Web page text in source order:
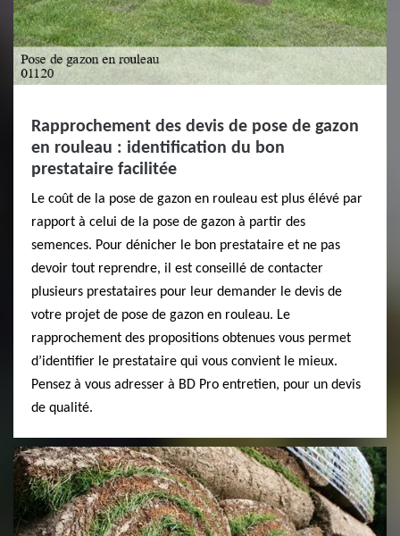
Rapprochement des devis de pose de gazon
en rouleau : identification du bon
prestataire facilitée
Le coût de la pose de gazon en rouleau est plus élévé par
rapport à celui de la pose de gazon à partir des
semences. Pour dénicher le bon prestataire et ne pas
devoir tout reprendre, il est conseillé de contacter
plusieurs prestataires pour leur demander le devis de
votre projet de pose de gazon en rouleau. Le
rapprochement des propositions obtenues vous permet
d’identifier le prestataire qui vous convient le mieux.
Pensez à vous adresser à BD Pro entretien, pour un devis
de qualité.